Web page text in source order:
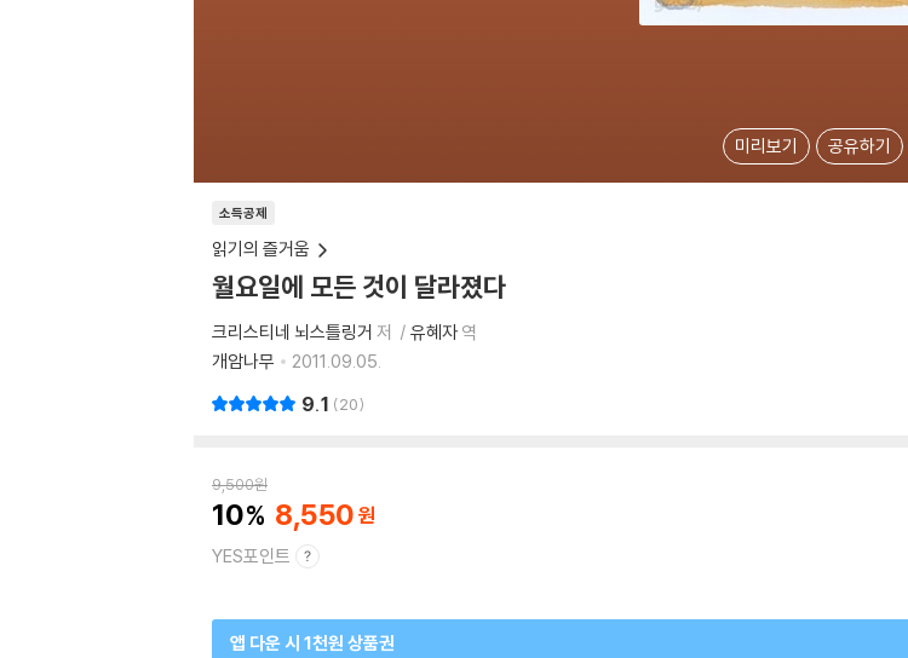
미리보기 공유하기
소득공제
읽기의 즐거움
월요일에 모든 것이 달라졌다
크리스티네 뇌스틀링거 저 유혜자역
개암나무
2011.09.05.
9.1 20
9,500원
10 8,550
YES포인트
앱 다운 시 1천원 상품권